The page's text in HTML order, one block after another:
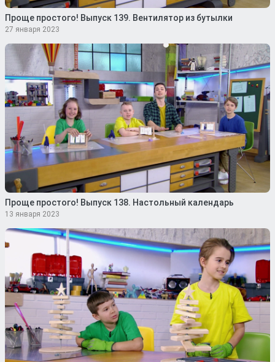
Проще простого! Выпуск 139. Вентилятор из бутылки
27 января 2023
Проще простого! Выпуск 138. Настольный календарь
13 января 2023